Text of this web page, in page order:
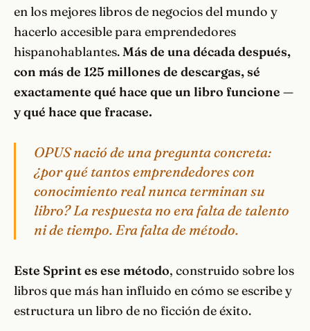
en los mejores libros de negocios del mundo y
hacerlo accesible para emprendedores
hispanohablantes.Más de una década después,
con más de 125 millones de descargas, sé
exactamente qué hace que un libro funcione —
y qué hace que fracase.
OPUS nació de una pregunta concreta:
¿por qué tantos emprendedores con
conocimiento real nunca terminan su
libro? La respuesta no era falta de talento
ni de tiempo. Era falta de método.
Este Sprint es ese método, construido sobre los
libros que más han influido en cómo se escribe y
estructura un libro de no ficción de éxito.